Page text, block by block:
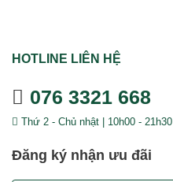
HOTLINE LIÊN HỆ
076 3321 668
Thứ 2 - Chủ nhật | 10h00 - 21h30
Đăng ký nhận ưu đãi